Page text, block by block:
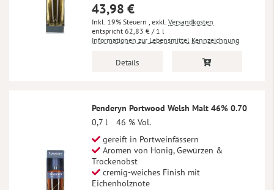
43,98 €
Inkl. 19% Steuern , exkl. Versandkosten
62,83 € / 1 l
Informationen zur Lebensmittel Kennzeichnung
Details
Penderyn Portwood Welsh Malt 46% 0.70
0,7 l
46 % Vol.
gereift in Portweinfässern
Aromen von Honig, Gewürzen &
Trockenobst
cremig-weiches Finish mit
Eichenholznote